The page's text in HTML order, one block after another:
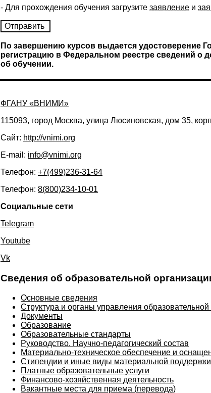
- Для прохождения обучения загрузите заявление и
По завершению курсов выдается удостоверение
регистрацию в Федеральном реестре сведений о
об обучении.
ФГАНУ «ВНИМИ»
115093, город Москва, улица Люсиновская, дом 35,
Сайт: http://vnimi.org
E-mail: info@vnimi.org
Телефон: +7(499)236-31-64
Телефон: 8(800)234-10-01
Социальные сети
Telegram
Youtube
Vk
Сведения об образовательной
Основные сведения
Структура и органы управления образовательной
Документы
Образование
Образовательные стандарты
Руководство. Научно-педагогический состав
Материально-техническое обеспечение и
Стипендии и иные виды материальной поддержки
Платные образовательные услуги
Финансово-хозяйственная деятельность
Вакантные места для приема (перевода)